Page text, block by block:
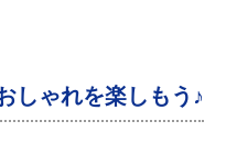
しゃれを楽しもう♪